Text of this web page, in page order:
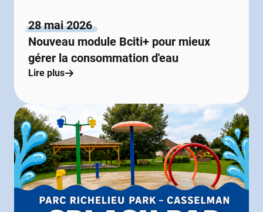
28 mai 2026
Nouveau module Bciti+ pour mieux
gérer la consommation d'eau
Lire plus